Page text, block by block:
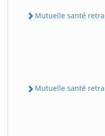
Mutuelle santé
Mutuelle santé